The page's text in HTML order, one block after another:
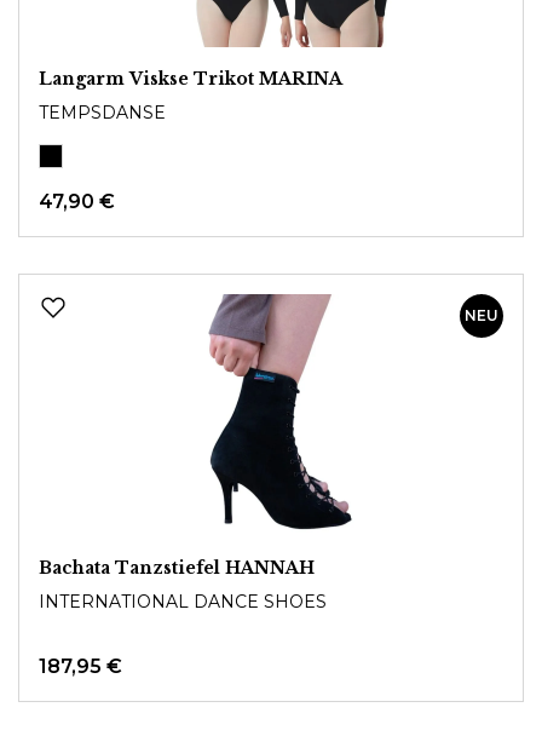
Langarm Viskse Trikot MARINA
TEMPSDANSE
47,90 €
NEU
Bachata Tanzstiefel HANNAH
INTERNATIONAL DANCE SHOES
187,95 €